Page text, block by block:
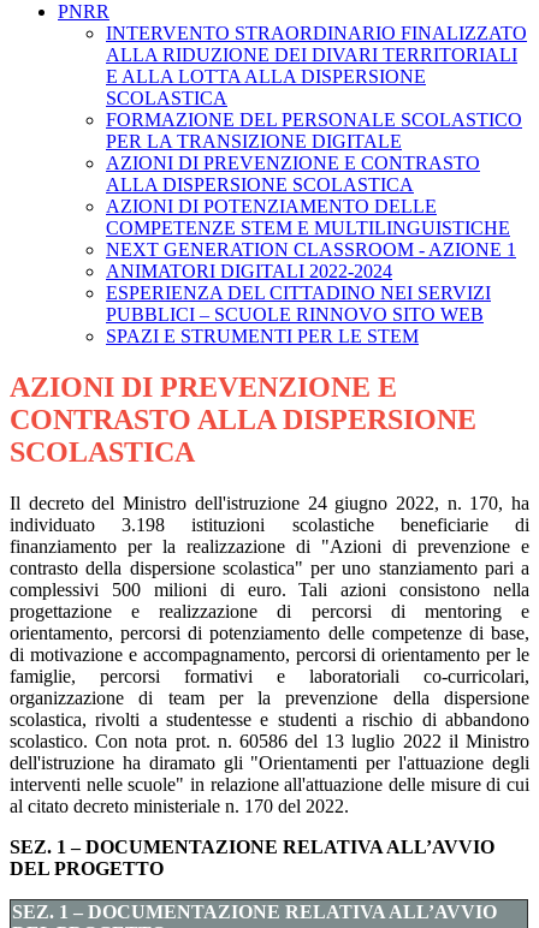
PNRR
INTERVENTO STRAORDINARIO FINALIZZATO
ALLA RIDUZIONE DEI DIVARI TERRITORIALI
E ALLA LOTTA ALLA DISPERSIONE
SCOLASTICA
FORMAZIONE DEL PERSONALE SCOLASTICO
PER LA TRANSIZIONE DIGITALE
AZIONI DI PREVENZIONE E CONTRASTO
ALLA DISPERSIONE SCOLASTICA
AZIONI DI POTENZIAMENTO DELLE
COMPETENZE STEM E MULTILINGUISTICHE
NEXT GENERATION CLASSROOM - AZIONE 1
ANIMATORI DIGITALI 2022-2024
ESPERIENZA DEL CITTADINO NEI SERVIZI
PUBBLICI – SCUOLE RINNOVO SITO WEB
SPAZI E STRUMENTI PER LE STEM
AZIONI DI PREVENZIONE E
CONTRASTO ALLA DISPERSIONE
SCOLASTICA
Il decreto del Ministro dell'istruzione 24 giugno 2022, n. 170, ha
individuato 3.198 istituzioni scolastiche beneficiarie di
finanziamento per la realizzazione di "Azioni di prevenzione e
contrasto della dispersione scolastica" per uno stanziamento pari a
complessivi 500 milioni di euro. Tali azioni consistono nella
progettazione e realizzazione di percorsi di mentoring e
orientamento, percorsi di potenziamento delle competenze di base,
di motivazione e accompagnamento, percorsi di orientamento per le
famiglie, percorsi formativi e laboratoriali co-curricolari,
organizzazione di team per la prevenzione della dispersione
scolastica, rivolti a studentesse e studenti a rischio di abbandono
scolastico. Con nota prot. n. 60586 del 13 luglio 2022 il Ministro
dell'istruzione ha diramato gli "Orientamenti per l'attuazione degli
interventi nelle scuole" in relazione all'attuazione delle misure di cui
al citato decreto ministeriale n. 170 del 2022.
SEZ. 1 – DOCUMENTAZIONE RELATIVA ALL’AVVIO
DEL PROGETTO
SEZ. 1 – DOCUMENTAZIONE RELATIVA ALL’AVVIO